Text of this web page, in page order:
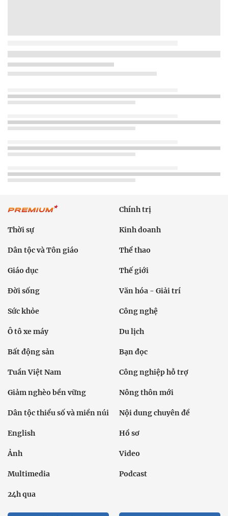
Chính trị
Thời sự Kinh doanh
Dân tộc và Tôn giáo Thể thao
Giáo dục Thế giới
Đời sống Văn hóa - Giải trí
Sức khỏe Công nghệ
Ô tô xe máy Du lịch
Bất động sản Bạn đọc
Tuần Việt Nam Công nghiệp hỗ trợ
Giảm nghèo bền vững Nông thôn mới
Dân tộc thiểu số và miền núi Nội dung chuyên đề
English Hồ sơ
Ảnh Video
Multimedia Podcast
24h qua